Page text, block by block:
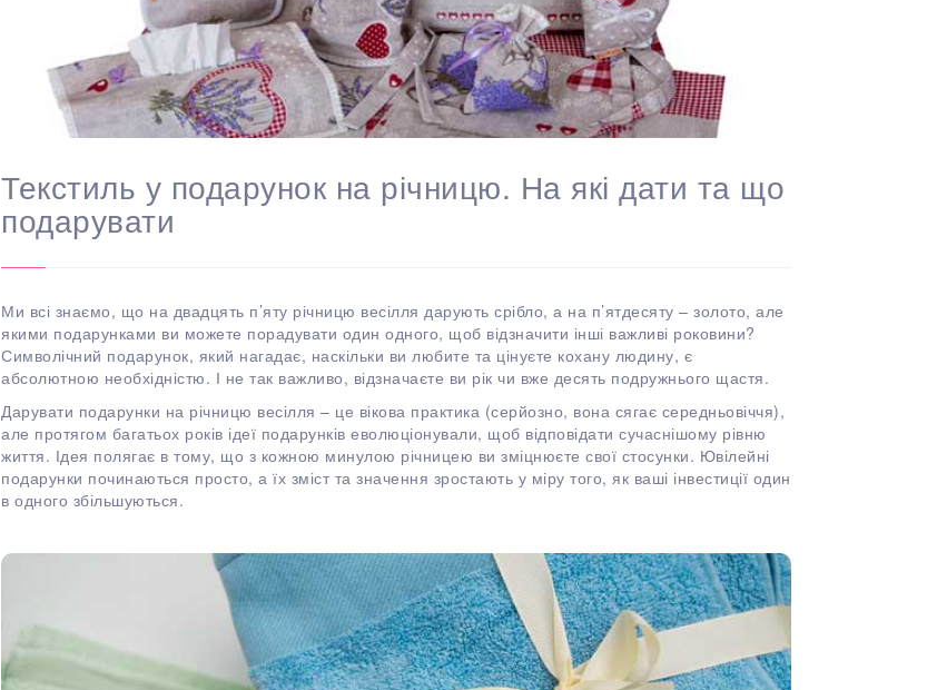
Текстиль у подарунок на річницю. На які дати та що
подарувати
Ми всі знаємо, що на двадцять п’яту річницю весілля дарують срібло, а на п’ятдесяту – золото, але
якими подарунками ви можете порадувати один одного, щоб відзначити інші важливі роковини?
Символічний подарунок, який нагадає, наскільки ви любите та цінуєте кохану людину, є
абсолютною необхідністю. І не так важливо, відзначаєте ви рік чи вже десять подружнього щастя.
Дарувати подарунки на річницю весілля – це вікова практика (серйозно, вона сягає середньовіччя),
але протягом багатьох років ідеї подарунків еволюціонували, щоб відповідати сучаснішому рівню
життя. Ідея полягає в тому, що з кожною минулою річницею ви зміцнюєте свої стосунки. Ювілейні
подарунки починаються просто, а їх зміст та значення зростають у міру того, як ваші інвестиції один
в одного збільшуються.